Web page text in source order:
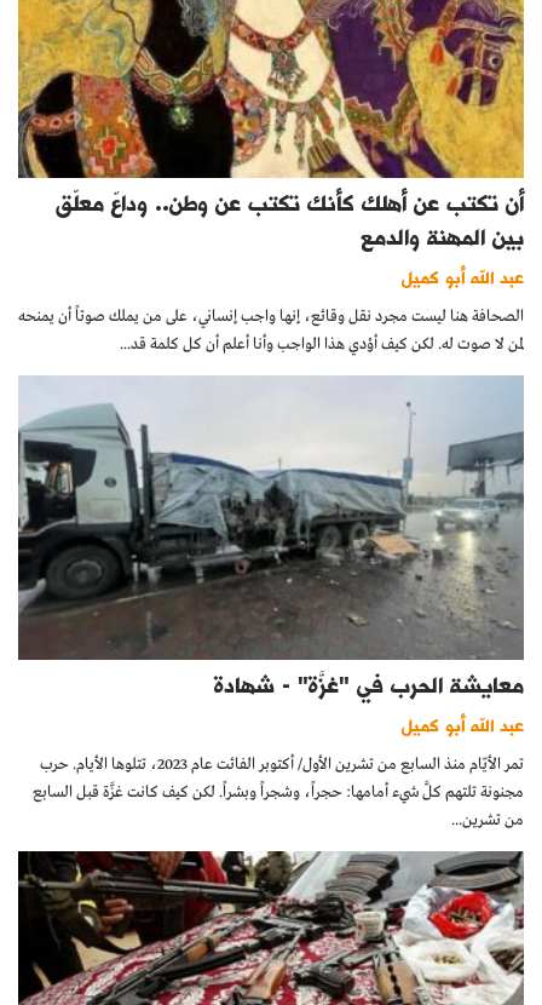
أن تكتب عن أهلك كأنك تكتب عن وطن.. وداعٌ معلّق
بين المهنة والدمع
عبد الله أبو كميل
الصحافة هنا ليست مجرد نقل وقائع، إنها واجب إنساني، على من يملك صوتاً أن يمنحه
لمن لا صوت له. لكن كيف أؤدي هذا الواجب وأنا أعلم أن كل كلمة قد...
معايشة الحرب في "غزَّة" - شهادة
عبد الله أبو كميل
تمر الأيّام منذ السابع من تشرين الأول/ أكتوبر الفائت عام 2023، تتلوها الأيام. حرب
مجنونة تلتهم كلَّ شيء أمامها: حجراً، وشجراً وبشراً. لكن كيف كانت غزَّة قبل السابع
من تشرين...